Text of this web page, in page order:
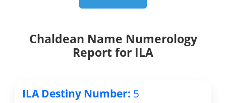
Chaldean Name Numerology
Report for ILA
ILA Destiny Number: 5